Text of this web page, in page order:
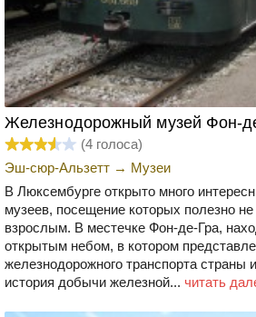
Железнодорожный музей Фон-
(4 голоса)
Эш-сюр-Альзетт → Музеи
В Люксембурге открыто много
музеев, посещение которых полезно
взрослым. В местечке Фон-де-Гра,
открытым небом, в котором
железнодорожного транспорта страны
история добычи железной... читать